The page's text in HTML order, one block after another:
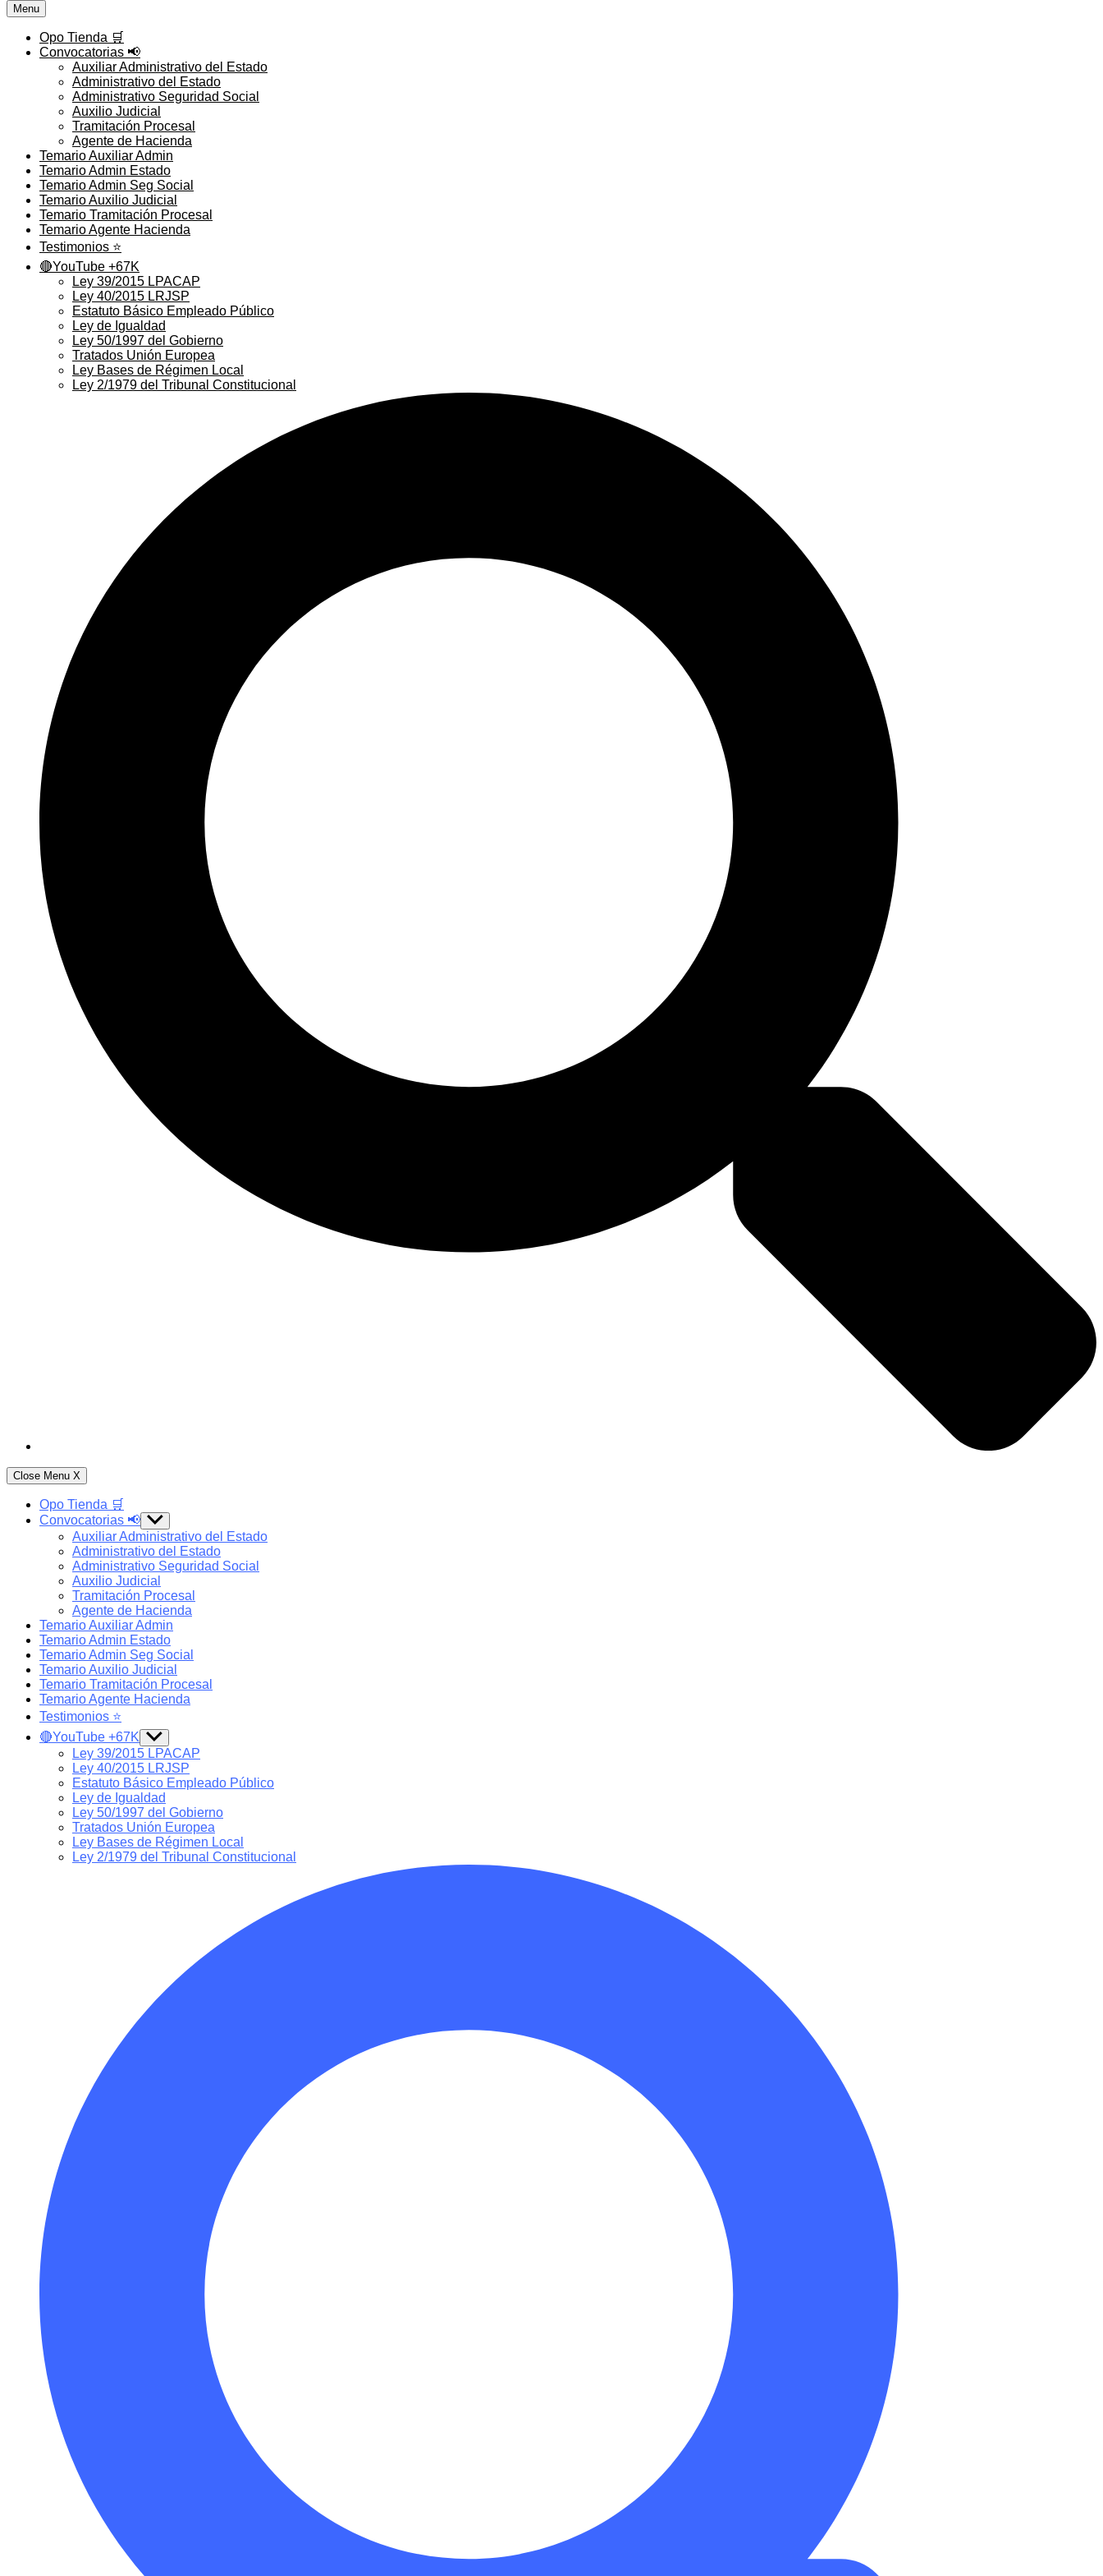
Menu
Opo Tienda 🛒
Convocatorias 📢
Auxiliar Administrativo del Estado
Administrativo del Estado
Administrativo Seguridad Social
Auxilio Judicial
Tramitación Procesal
Agente de Hacienda
Temario Auxiliar Admin
Temario Admin Estado
Temario Admin Seg Social
Temario Auxilio Judicial
Temario Tramitación Procesal
Temario Agente Hacienda
Testimonios ⭐️
🔴YouTube +67K
Ley 39/2015 LPACAP
Ley 40/2015 LRJSP
Estatuto Básico Empleado Público
Ley de Igualdad
Ley 50/1997 del Gobierno
Tratados Unión Europea
Ley Bases de Régimen Local
Ley 2/1979 del Tribunal Constitucional
Close Menu X
Opo Tienda 🛒
Convocatorias 📢 Show
sub
menu
Auxiliar Administrativo del Estado
Administrativo del Estado
Administrativo Seguridad Social
Auxilio Judicial
Tramitación Procesal
Agente de Hacienda
Temario Auxiliar Admin
Temario Admin Estado
Temario Admin Seg Social
Temario Auxilio Judicial
Temario Tramitación Procesal
Temario Agente Hacienda
Testimonios ⭐️
🔴YouTube +67K Show
sub
menu
Ley 39/2015 LPACAP
Ley 40/2015 LRJSP
Estatuto Básico Empleado Público
Ley de Igualdad
Ley 50/1997 del Gobierno
Tratados Unión Europea
Ley Bases de Régimen Local
Ley 2/1979 del Tribunal Constitucional